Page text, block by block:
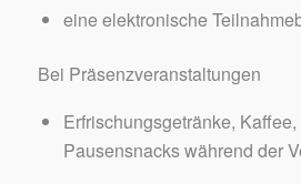
eine elektronische
Bei Präsenzveranstaltungen
Erfrischungsgetränke, Kaffee,
Pausensnacks während der